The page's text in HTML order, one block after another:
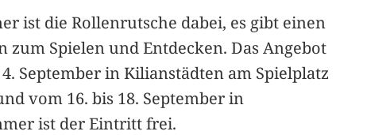
ist die Rollenrutsche dabei, es gibt einen
Spielen und Entdecken. Das Angebot
September in Kilianstädten am Spielplatz
vom 16. bis 18. September in
ist der Eintritt frei.